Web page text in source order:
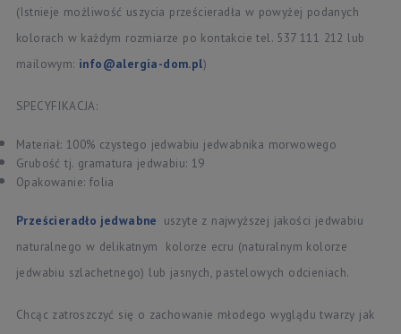
(Istnieje możliwość uszycia prześcieradła w powyżej podanych
kolorach w każdym rozmiarze po kontakcie tel. 537 111 212 lub
mailowym: info@alergia-dom.pl)
SPECYFIKACJA:
Materiał: 100% czystego jedwabiu jedwabnika morwowego
Grubość tj. gramatura jedwabiu: 19
Opakowanie: folia
Prześcieradło jedwabne uszyte z najwyższej jakości jedwabiu
naturalnego w delikatnym kolorze ecru (naturalnym kolorze
jedwabiu szlachetnego) lub jasnych, pastelowych odcieniach.
Chcąc zatroszczyć się o zachowanie młodego wyglądu twarzy jak